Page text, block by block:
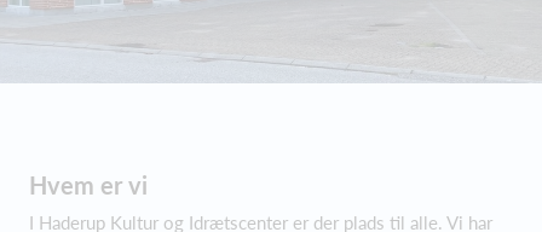
Hvem er vi
I Haderup Kultur og Idrætscenter er der plads til alle. Vi har